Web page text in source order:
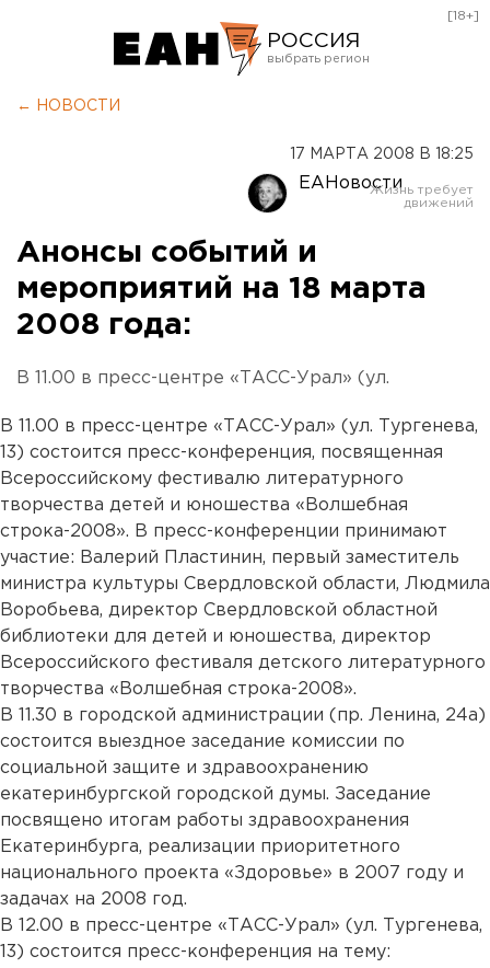
РОССИЯ
Оренбург
[18+]
← НОВОСТИ
17 МАРТА 2008 В 18:25
ЕАНовости
Анонсы событий и
мероприятий на 18 марта
2008 года:
В 11.00 в пресс-центре «ТАСС-Урал» (ул.
В 11.00 в пресс-центре «ТАСС-Урал» (ул. Тургенева,
13) состоится пресс-конференция, посвященная
Всероссийскому фестивалю литературного
творчества детей и юношества «Волшебная
строка-2008». В пресс-конференции принимают
участие: Валерий Пластинин, первый заместитель
министра культуры Свердловской области, Людмила
Воробьева, директор Свердловской областной
библиотеки для детей и юношества, директор
Всероссийского фестиваля детского литературного
творчества «Волшебная строка-2008».
В 11.30 в городской администрации (пр. Ленина, 24а)
состоится выездное заседание комиссии по
социальной защите и здравоохранению
екатеринбургской городской думы. Заседание
посвящено итогам работы здравоохранения
Екатеринбурга, реализации приоритетного
национального проекта «Здоровье» в 2007 году и
задачах на 2008 год.
В 12.00 в пресс-центре «ТАСС-Урал» (ул. Тургенева,
13) состоится пресс-конференция на тему: